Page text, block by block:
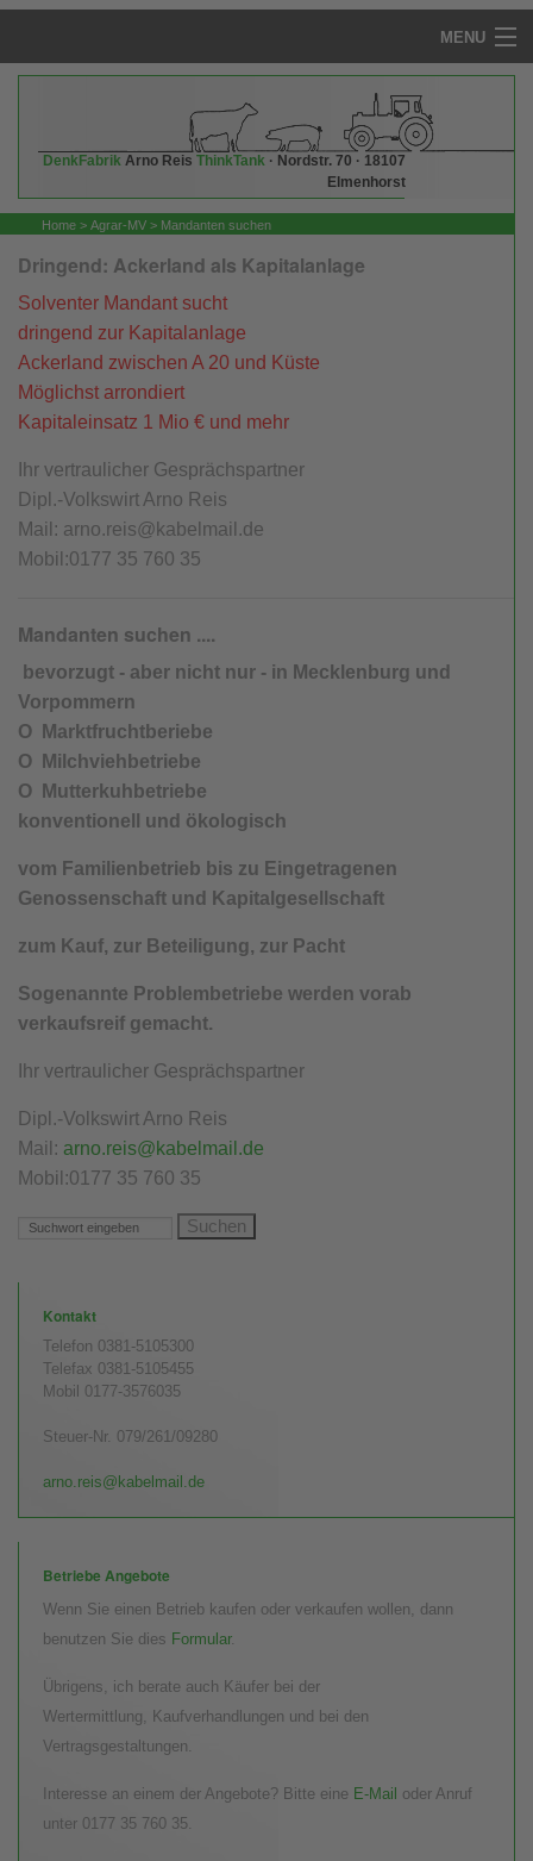
MENU
Arno Reis - die DenkFabrik
QuerGedacht
Agrar Rechtsprechung
Grunderwerbssteuer: Legal vermeiden
Agrarpolitik
NEU: Handelsregister für GbR
E-Rechnung, Pflicht
Sozialversicherung / ALG
eG Agrar-Genossenschaft
Agrar-Stiftung und Steuern
Unternehmenswert
Kapitalanlage, Kauf, Verkauf
Betrieb angeboten, gesehen – keiner kauft?
Mandanten suchen
Anfrage - Formular
Bodenmarkt / GrdstVG
Acker und Grünland
DenkFabrik Arno Reis ThinkTank · Nordstr. 70 · 18107
Elmenhorst
Home > Agrar-MV > Mandanten suchen
Dringend: Ackerland als Kapitalanlage
Solventer Mandant sucht
dringend zur Kapitalanlage
Ackerland zwischen A 20 und Küste
Möglichst arrondiert
Kapitaleinsatz 1 Mio € und mehr
Ihr vertraulicher Gesprächspartner
Dipl.-Volkswirt Arno Reis
Mail: arno.reis@kabelmail.de
Mobil:0177 35 760 35
Mandanten suchen ....
bevorzugt - aber nicht nur - in Mecklenburg und
Vorpommern
O Marktfruchtberiebe
O Milchviehbetriebe
O Mutterkuhbetriebe
konventionell und ökologisch
vom Familienbetrieb bis zu Eingetragenen
Genossenschaft und Kapitalgesellschaft
zum Kauf, zur Beteiligung, zur Pacht
Sogenannte Problembetriebe werden vorab
verkaufsreif gemacht.
Ihr vertraulicher Gesprächspartner
Dipl.-Volkswirt Arno Reis
Mail: arno.reis@kabelmail.de
Mobil:0177 35 760 35
Kontakt
Telefon 0381-5105300
Telefax 0381-5105455
Mobil 0177-3576035
Steuer-Nr. 079/261/09280
arno.reis@kabelmail.de
Betriebe Angebote
Wenn Sie einen Betrieb kaufen oder verkaufen wollen, dann
benutzen Sie dies Formular.
Übrigens, ich berate auch Käufer bei der
Wertermittlung, Kaufverhandlungen und bei den
Vertragsgestaltungen.
Interesse an einem der Angebote? Bitte eine E-Mail oder Anruf
unter 0177 35 760 35.